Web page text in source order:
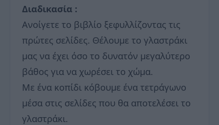
Διαδικασία :
Ανοίγετε το βιβλίο ξεφυλλίζοντας τις
πρώτες σελίδες. Θέλουμε το γλαστράκι
μας να έχει όσο το δυνατόν μεγαλύτερο
βάθος για να χωρέσει το χώμα.
Με ένα κοπίδι κόβουμε ένα τετράγωνο
μέσα στις σελίδες που θα αποτελέσει το
γλαστράκι.